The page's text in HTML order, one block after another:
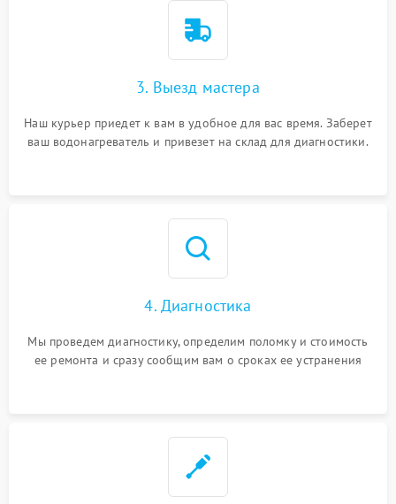
3. Выезд мастера
Наш курьер приедет к вам в удобное для вас время. Заберет
ваш водонагреватель и привезет на склад для диагностики.
4. Диагностика
Мы проведем диагностику, определим поломку и стоимость
ее ремонта и сразу сообщим вам о сроках ее устранения